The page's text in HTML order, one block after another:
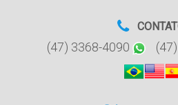
(47) 3368-4090